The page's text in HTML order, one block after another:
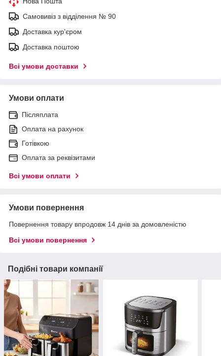
Самовивіз з відділення № 90
Доставка кур'єром
Доставка поштою
Всі умови доставки
Умови оплати
Післяплата
Оплата на рахунок
Готівкою
Оплата за реквізитами
Всі умови оплати
Умови повернення
Повернення товару впродовж 14 днів за домовленістю
Всі умови повернення
Подібні товари компанії